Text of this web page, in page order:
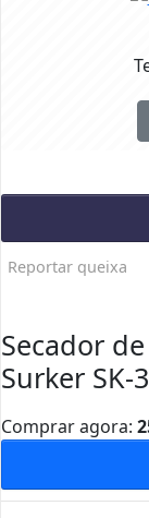
Reportar queixa
Secador
Surker SK-
Comprar agora: